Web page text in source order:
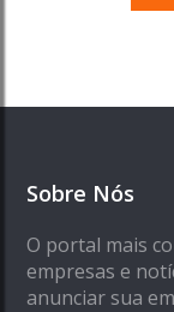
Sobre Nós
O portal mais
empresas e
anunciar sua